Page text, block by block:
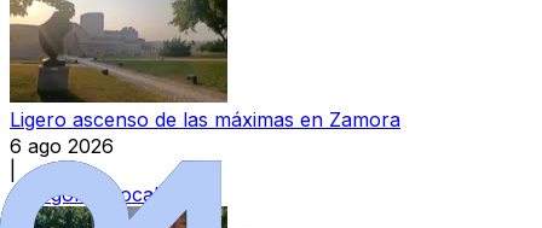
Ligero ascenso de las máximas en Zamora
6 ago 2026
Categoría:
Local